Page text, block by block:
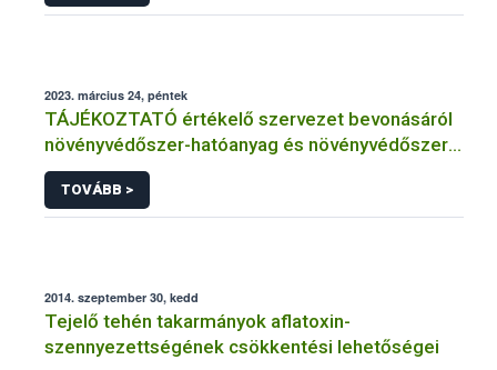
2023. március 24, péntek
TÁJÉKOZTATÓ értékelő szervezet bevonásáról
növényvédőszer-hatóanyag és növényvédőszer
engedélyezésére, továbbá a meglévő engedély
meghosszabbítására vagy módosítására irányuló
eljárásba
TOVÁBB >
2014. szeptember 30, kedd
Tejelő tehén takarmányok aflatoxin-
szennyezettségének csökkentési lehetőségei